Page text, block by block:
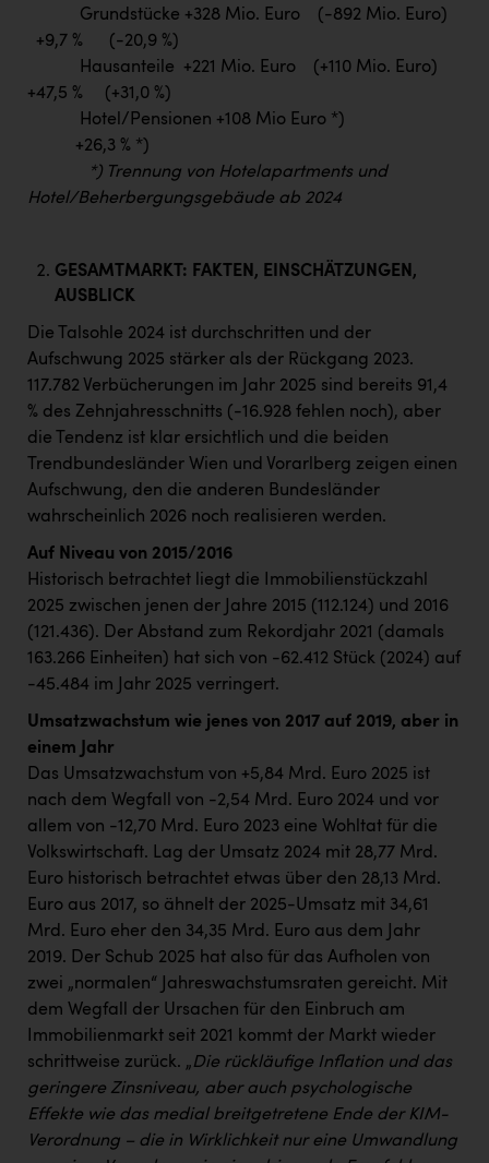
Grundstücke +328 Mio. Euro (-892 Mio. Euro)
+9,7 % (-20,9 %)
Hausanteile +221 Mio. Euro (+110 Mio. Euro)
+47,5 % (+31,0 %)
Hotel/Pensionen +108 Mio Euro *)
+26,3 % *)
*) Trennung von Hotelapartments und
Hotel/Beherbergungsgebäude ab 2024
GESAMTMARKT: FAKTEN, EINSCHÄTZUNGEN,
AUSBLICK
Die Talsohle 2024 ist durchschritten und der
Aufschwung 2025 stärker als der Rückgang 2023.
117.782 Verbücherungen im Jahr 2025 sind bereits 91,4
% des Zehnjahresschnitts (-16.928 fehlen noch), aber
die Tendenz ist klar ersichtlich und die beiden
Trendbundesländer Wien und Vorarlberg zeigen einen
Aufschwung, den die anderen Bundesländer
wahrscheinlich 2026 noch realisieren werden.
Auf Niveau von 2015/2016
Historisch betrachtet liegt die Immobilienstückzahl
2025 zwischen jenen der Jahre 2015 (112.124) und 2016
(121.436). Der Abstand zum Rekordjahr 2021 (damals
163.266 Einheiten) hat sich von -62.412 Stück (2024) auf
-45.484 im Jahr 2025 verringert.
Umsatzwachstum wie jenes von 2017 auf 2019, aber in
einem Jahr
Das Umsatzwachstum von +5,84 Mrd. Euro 2025 ist
nach dem Wegfall von -2,54 Mrd. Euro 2024 und vor
allem von -12,70 Mrd. Euro 2023 eine Wohltat für die
Volkswirtschaft. Lag der Umsatz 2024 mit 28,77 Mrd.
Euro historisch betrachtet etwas über den 28,13 Mrd.
Euro aus 2017, so ähnelt der 2025-Umsatz mit 34,61
Mrd. Euro eher den 34,35 Mrd. Euro aus dem Jahr
2019. Der Schub 2025 hat also für das Aufholen von
zwei „normalen“ Jahreswachstumsraten gereicht. Mit
dem Wegfall der Ursachen für den Einbruch am
Immobilienmarkt seit 2021 kommt der Markt wieder
schrittweise zurück. „Die rückläufige Inflation und das
geringere Zinsniveau, aber auch psychologische
Effekte wie das medial breitgetretene Ende der KIM-
Verordnung – die in Wirklichkeit nur eine Umwandlung